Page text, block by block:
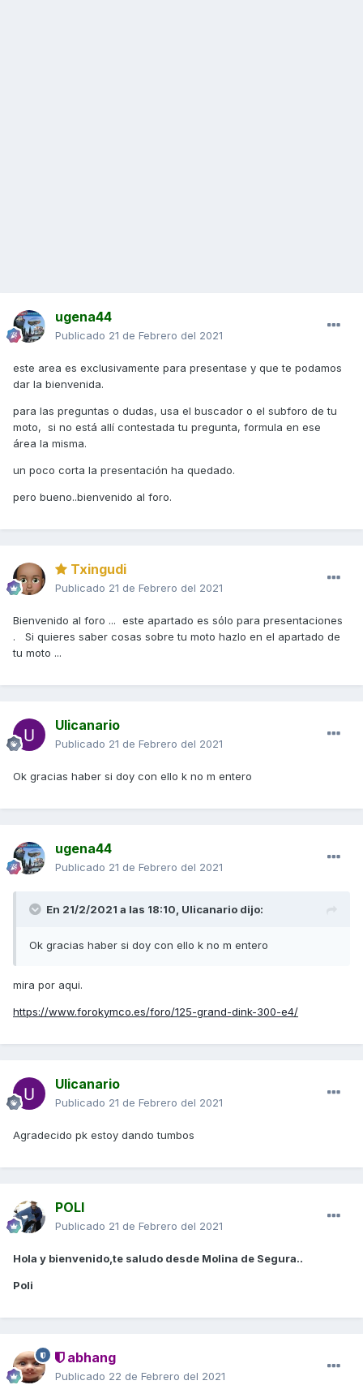
ugena44
Publicado 21 de Febrero del 2021
este area es exclusivamente para presentase y que te podamos
dar la bienvenida.
para las preguntas o dudas, usa el buscador o el subforo de tu
moto, si no está allí contestada tu pregunta, formula en ese
área la misma.
un poco corta la presentación ha quedado.
pero bueno..bienvenido al foro.
Txingudi
Publicado 21 de Febrero del 2021
Bienvenido al foro ... este apartado es sólo para presentaciones
. Si quieres saber cosas sobre tu moto hazlo en el apartado de
tu moto ...
Ulicanario
Publicado 21 de Febrero del 2021
Ok gracias haber si doy con ello k no m entero
ugena44
Publicado 21 de Febrero del 2021
En 21/2/2021 a las 18:10, Ulicanario dijo:
Ok gracias haber si doy con ello k no m entero
mira por aqui.
https://www.forokymco.es/foro/125-grand-dink-300-e4/
Ulicanario
Publicado 21 de Febrero del 2021
Agradecido pk estoy dando tumbos
POLI
Publicado 21 de Febrero del 2021
Hola y bienvenido,te saludo desde Molina de Segura..
Poli
abhang
Publicado 22 de Febrero del 2021